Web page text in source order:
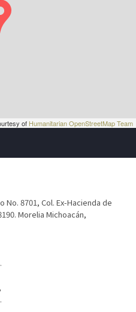
of Humanitarian OpenStreetMap Team
No. 8701, Col. Ex-Hacienda de
Morelia Michoacán,